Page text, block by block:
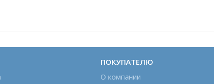
ПОКУПАТЕЛЮ
О компании